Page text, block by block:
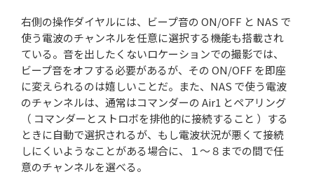
右側の操作ダイヤルには、ビープ音の ON/OFF と NAS で
使う電波のチャンネルを任意に選択する機能も搭載され
ている。音を出したくないロケーションでの撮影では、
ビープ音をオフする必要があるが、その ON/OFF を即座
に変えられるのは嬉しいことだ。また、NAS で使う電波
のチャンネルは、通常はコマンダーの Air1 とペアリング
（ コマンダーとストロボを排他的に接続すること ）する
ときに自動で選択されるが、もし電波状況が悪くて接続
しにくいようなことがある場合に、１～８までの間で任
意のチャンネルを選べる。